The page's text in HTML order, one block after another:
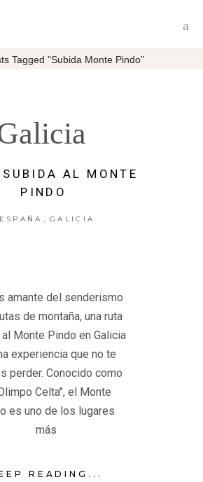
Tagged "Subida Monte Pindo"
AL MONTE
PINDO
ESPAÑA , GALICIA
amante del senderismo
de montaña, una ruta
Monte Pindo en Galicia
experiencia que no te
perder. Conocido como
Celta", el Monte
es uno de los lugares
más
READING...